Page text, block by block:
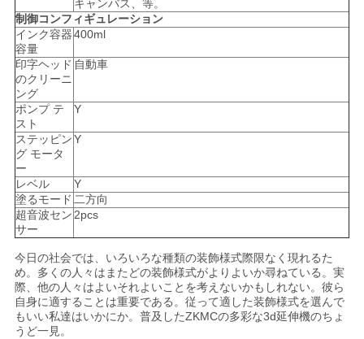
な
さ
い
地
図
PRIVACY
POLICY
キャンバス、等。
制御コンフィギュレーション
インク容器
容量
400ml
印字ヘッド
のクリーニ
ング
自動車
ポンプ テ
スト
Y
ステッピン
グ モータ
ー
Y
レベル
Y
塗るモード 二方向
超音波セン
サー
2pcs
今日の社会では、いろいろな種類の装飾様式際限なく現れるた
め。多くの人々はまたどの装飾様式がよりよいか尋ねている。実
際、他の人々はよいそれよいことを考えないかもしれない。彼ら
自身に適することは重要である。従って適した装飾様式を選んで
もいい私達はいかにか。普及したZKMCの多彩な3d延伸機のちょ
うど一見。